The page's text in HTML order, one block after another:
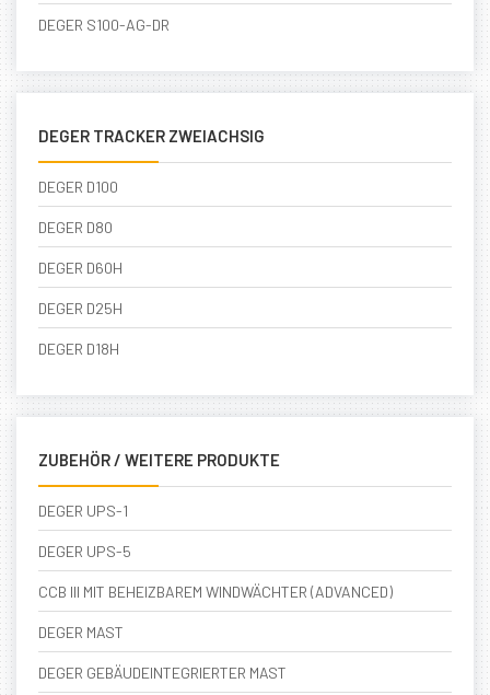
DEGER S100-AG-DR
DEGER TRACKER ZWEIACHSIG
DEGER D100
DEGER D80
DEGER D60H
DEGER D25H
DEGER D18H
ZUBEHÖR / WEITERE PRODUKTE
DEGER UPS-1
DEGER UPS-5
CCB III MIT BEHEIZBAREM WINDWÄCHTER (ADVANCED)
DEGER MAST
DEGER GEBÄUDEINTEGRIERTER MAST